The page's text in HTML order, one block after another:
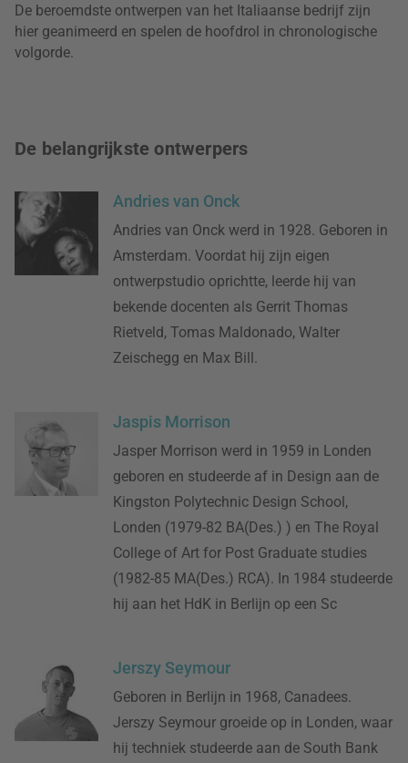
De beroemdste ontwerpen van het Italiaanse bedrijf zijn
hier geanimeerd en spelen de hoofdrol in chronologische
volgorde.
De belangrijkste ontwerpers
Andries van Onck
Andries van Onck werd in 1928. Geboren in
Amsterdam. Voordat hij zijn eigen
ontwerpstudio oprichtte, leerde hij van
bekende docenten als Gerrit Thomas
Rietveld, Tomas Maldonado, Walter
Zeischegg en Max Bill.
Jaspis Morrison
Jasper Morrison werd in 1959 in Londen
geboren en studeerde af in Design aan de
Kingston Polytechnic Design School,
Londen (1979-82 BA(Des.) ) en The Royal
College of Art for Post Graduate studies
(1982-85 MA(Des.) RCA). In 1984 studeerde
hij aan het HdK in Berlijn op een Sc
Jerszy Seymour
Geboren in Berlijn in 1968, Canadees.
Jerszy Seymour groeide op in Londen, waar
hij techniek studeerde aan de South Bank